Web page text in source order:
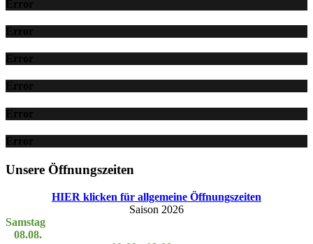
Error
Error
Error
Error
Error
Error
Unsere Öffnungszeiten
HIER klicken für allgemeine Öffnungszeiten
Saison 2026
Samstag
08.08.